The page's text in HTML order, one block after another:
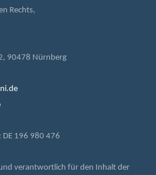
Rechts,
90478 Nürnberg
196 980 476
verantwortlich für den Inhalt der